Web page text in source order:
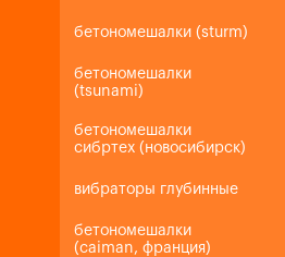
бетономешалки (sturm)
бетономешалки
(tsunami)
бетономешалки
сибртех (новосибирск)
вибраторы глубинные
бетономешалки
(caiman, франция)